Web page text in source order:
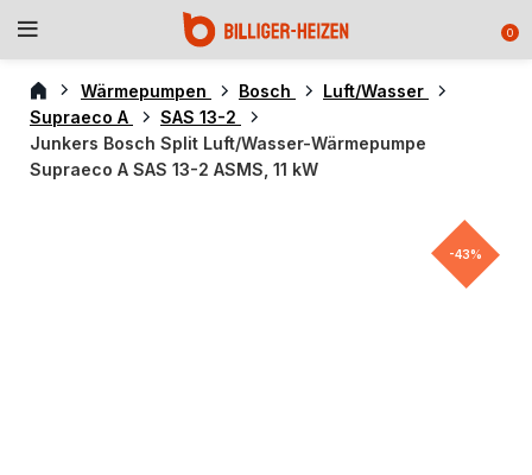
0
Wärmepumpen Bosch
Luft/Wasser
Supraeco A
SAS 13-2
Junkers Bosch Split Luft/Wasser-Wärmepumpe
Supraeco A SAS 13-2 ASMS, 11 kW
-43%